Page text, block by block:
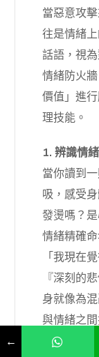
當惡意攻
往是情緒
話語，視
情緒防火
價值」進
理技能。
1. 辨識情
當你讀到
吸，感受
發燙嗎？
情緒精確
「我現在
『深刻的
身就像為
與情緒之
是「就是
←